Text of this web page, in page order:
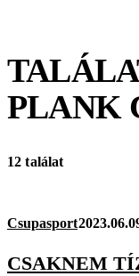
PLANK
12 találat
Csupasport
CSAKNEM